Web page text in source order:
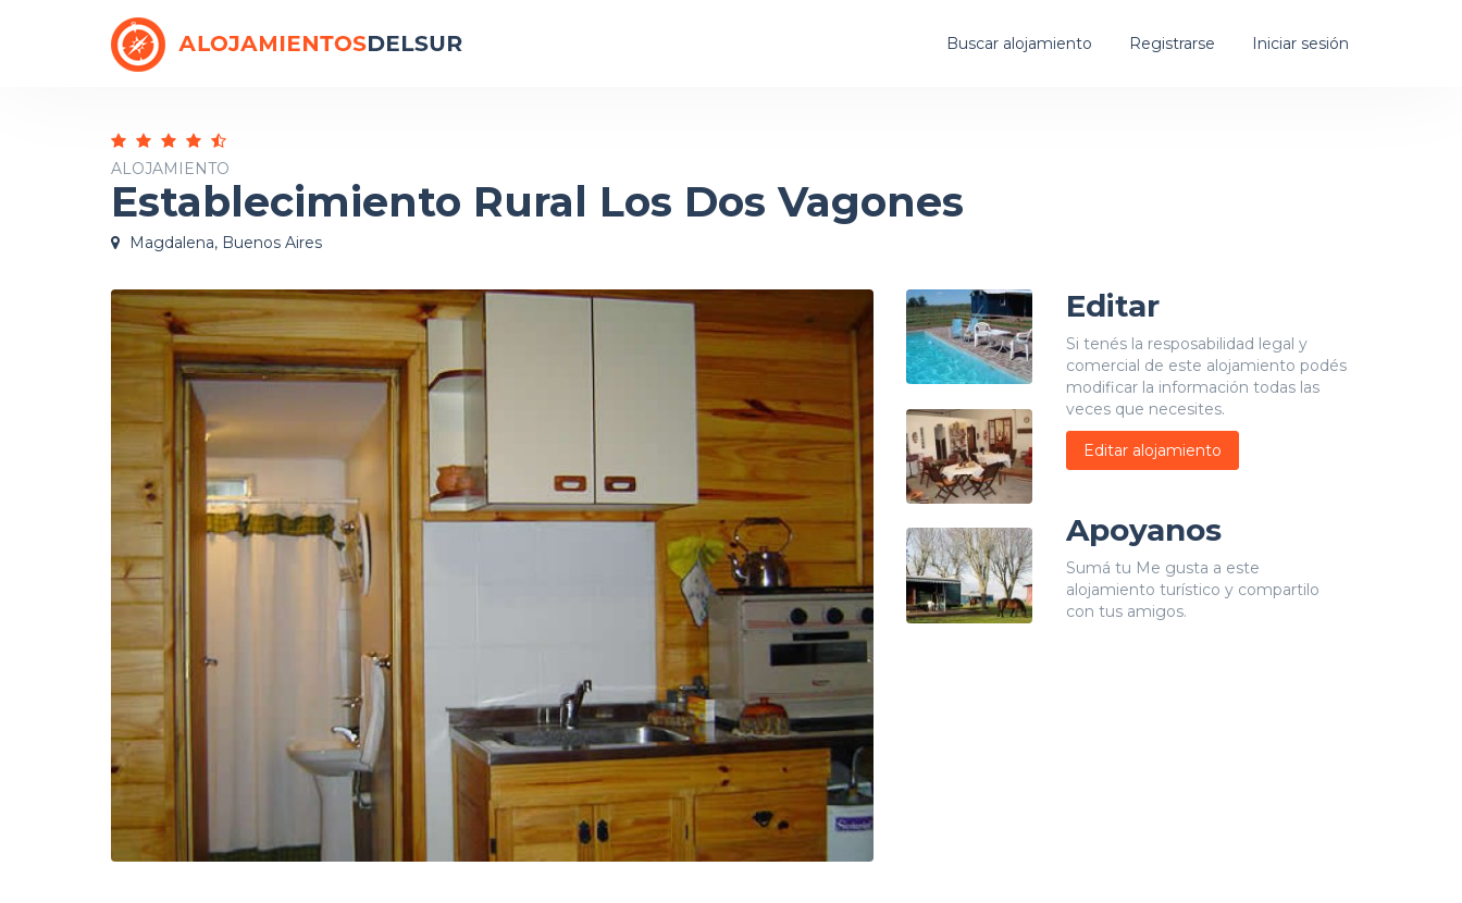
Buscar alojamiento Registrarse Iniciar sesión
ALOJAMIENTO
Establecimiento Rural Los Dos Vagones
Magdalena, Buenos Aires
Editar
Si tenés la resposabilidad legal y
comercial de este alojamiento podés
modificar la información todas las
veces que necesites.
Editar alojamiento
Apoyanos
Sumá tu Me gusta a este
alojamiento turístico y compartilo
con tus amigos.